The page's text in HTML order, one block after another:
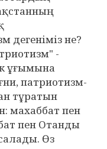
дегеніміз не?
-
ұғымына
патриотизм-
тұратын
махаббат пен
пен Отанды
Өз